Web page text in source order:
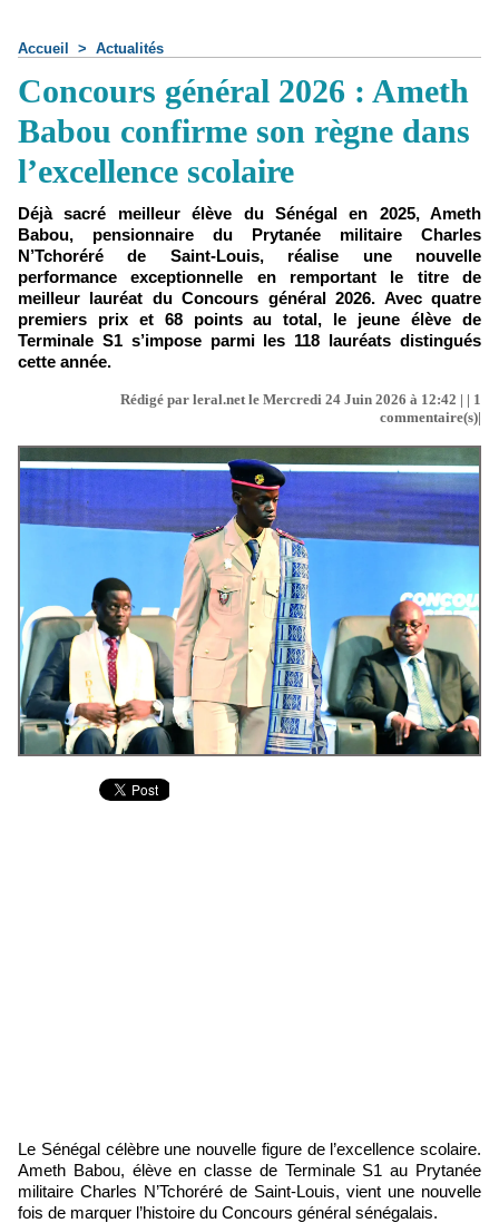
Accueil > Actualités
Concours général 2026 : Ameth
Babou confirme son règne dans
l’excellence scolaire
Déjà sacré meilleur élève du Sénégal en 2025, Ameth
Babou, pensionnaire du Prytanée militaire Charles
N’Tchoréré de Saint-Louis, réalise une nouvelle
performance exceptionnelle en remportant le titre de
meilleur lauréat du Concours général 2026. Avec quatre
premiers prix et 68 points au total, le jeune élève de
Terminale S1 s’impose parmi les 118 lauréats distingués
cette année.
Rédigé par leral.net le Mercredi 24 Juin 2026 à 12:42 | | 1
commentaire(s)|
Le Sénégal célèbre une nouvelle figure de l’excellence scolaire.
Ameth Babou, élève en classe de Terminale S1 au Prytanée
militaire Charles N’Tchoréré de Saint-Louis, vient une nouvelle
fois de marquer l’histoire du Concours général sénégalais.